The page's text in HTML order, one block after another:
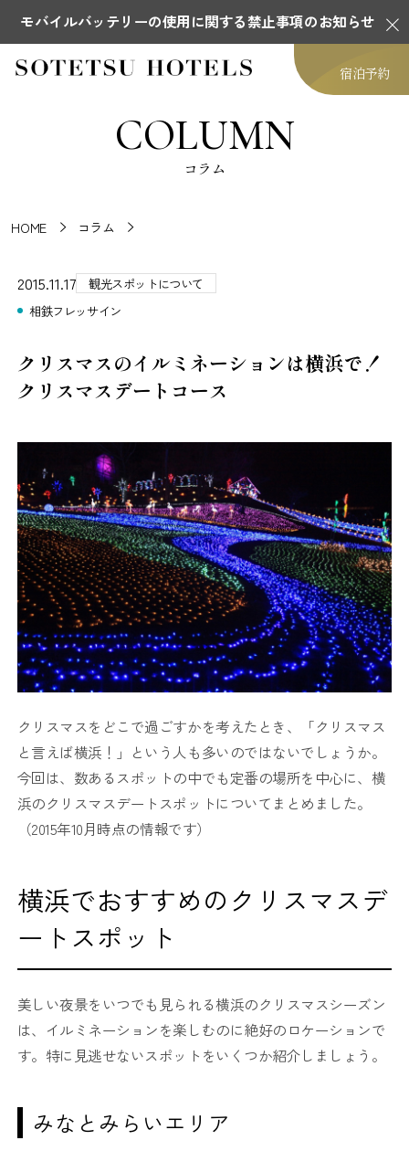
モバイルバッテリーの使用に関する禁止事項のお知らせ
宿泊予約
COLUMN
コラム
HOME コラム
2015.11.17
観光スポットについて
相鉄フレッサイン
クリスマスのイルミネーションは横浜で！
クリスマスデートコース
クリスマスをどこで過ごすかを考えたとき、「クリスマス
と言えば横浜！」という人も多いのではないでしょうか。
今回は、数あるスポットの中でも定番の場所を中心に、横
浜のクリスマスデートスポットについてまとめました。
（2015年10月時点の情報です）
横浜でおすすめのクリスマスデ
ートスポット
美しい夜景をいつでも見られる横浜のクリスマスシーズン
は、イルミネーションを楽しむのに絶好のロケーションで
す。特に見逃せないスポットをいくつか紹介しましょう。
みなとみらいエリア